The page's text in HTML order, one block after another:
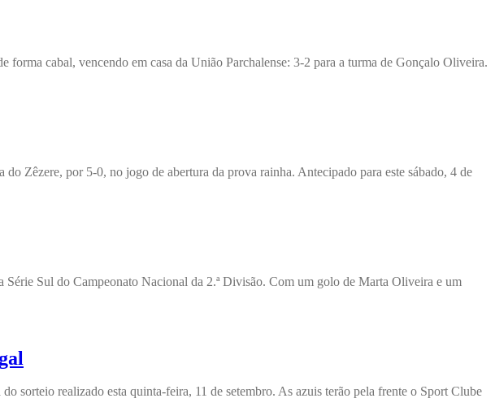
forma cabal, vencendo em casa da União Parchalense: 3-2 para a turma de Gonçalo Oliveira.
Zêzere, por 5-0, no jogo de abertura da prova rainha. Antecipado para este sábado, 4 de
Série Sul do Campeonato Nacional da 2.ª Divisão. Com um golo de Marta Oliveira e um
sorteio realizado esta quinta-feira, 11 de setembro. As azuis terão pela frente o Sport Clube